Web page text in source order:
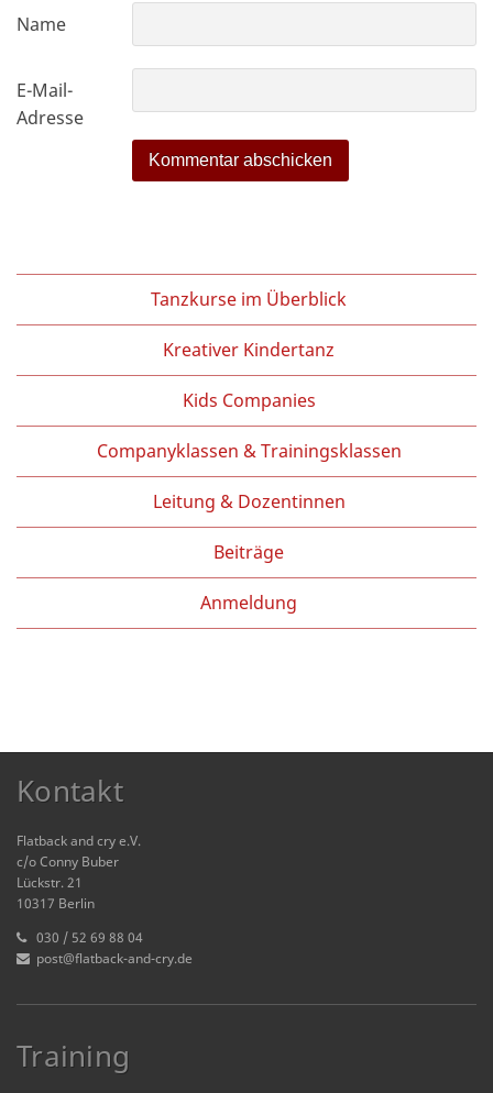
Name
E-Mail-
Adresse
Tanzkurse im Überblick
Kreativer Kindertanz
Kids Companies
Companyklassen & Trainingsklassen
Leitung & Dozentinnen
Beiträge
Anmeldung
Kontakt
Flatback and cry e.V.
c/o Conny Buber
Lückstr. 21
10317 Berlin
030 / 52 69 88 04
post@flatback-and-cry.de
Training